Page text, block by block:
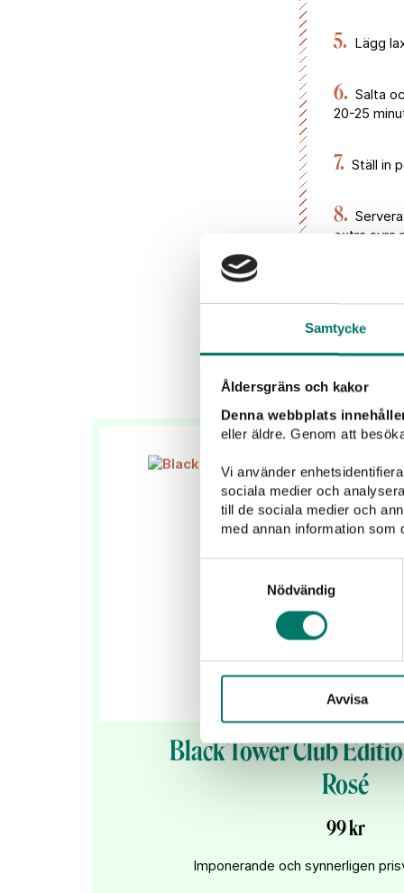
Samtycke
Åldersgräns och kakor
Denna webbplats
eller äldre. Genom att
Vi använder
sociala medier och
till de sociala medier och
med annan information som
Nödvändig
Avvisa
5. Lägg
6. Salta
20-25
7. Ställ in
8.
extra syra
Black Tower Club
Rosé
99 kr
Imponerande och synnerligen